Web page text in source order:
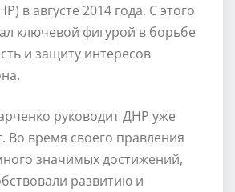
в августе 2014 года. С этого
ключевой фигурой в борьбе
и защиту интересов
руководит ДНР уже
Во время своего правления
значимых достижений,
развитию и